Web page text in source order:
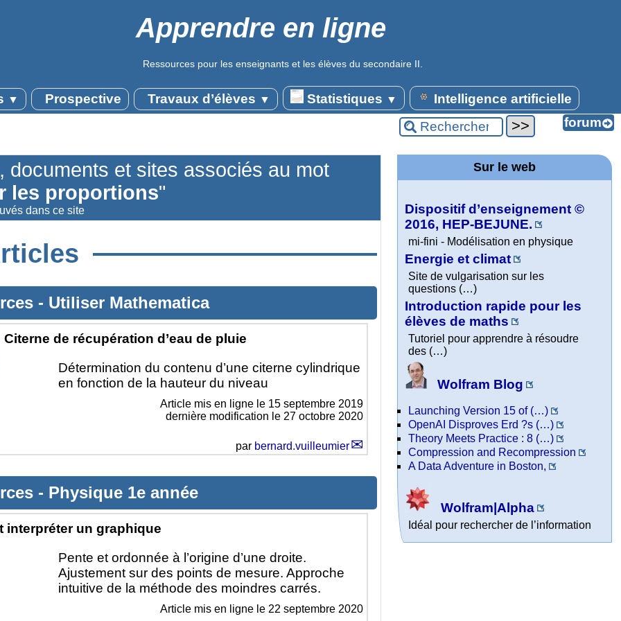
Apprendre en ligne
Ressources pour les enseignants et les élèves du secondaire II.
▼ Prospective Travaux d’élèves ▼ Statistiques ▼ Intelligence artificielle
documents et sites associés au mot
les proportions"
dans ce site
- Utiliser Mathematica
Citerne de récupération d’eau de pluie
Détermination du contenu d’une citerne cylindrique
en fonction de la hauteur du niveau
Article mis en ligne le 15 septembre 2019
dernière modification le 27 octobre 2020
par bernard.vuilleumier
- Physique 1e année
interpréter un graphique
Pente et ordonnée à l’origine d’une droite.
Ajustement sur des points de mesure. Approche
intuitive de la méthode des moindres carrés.
Article mis en ligne le22 septembre 2020
Sur le web
Dispositif d’enseignement ©
2016, HEP-BEJUNE.
mi-fini - Modélisation en physique
Energie et climat
Site de vulgarisation sur les
questions (…)
Introduction rapide pour les
élèves de maths
Tutoriel pour apprendre à résoudre
des (…)
Wolfram Blog
Launching Version 15 of (…)
OpenAI Disproves Erd ?s (…)
Theory Meets Practice : 8 (…)
Compression and Recompression
A Data Adventure in Boston,
Wolfram|Alpha
Idéal pour rechercher de l’information